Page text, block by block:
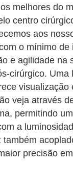
melhores do
centro
aos
o mínimo de
e agilidade na
cirúrgico. Uma
visualização
veja através
permitindo
a
também
precisão